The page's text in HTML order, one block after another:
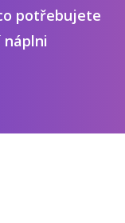
potřebujete
náplni